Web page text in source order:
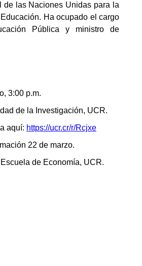
de las Naciones Unidas para la
Ha ocupado el cargo
Pública y ministro de
3:00 p.m.
de la Investigación, UCR.
aquí: https://ucr.cr/r/Rcjxe
22 de marzo.
de Economía, UCR.